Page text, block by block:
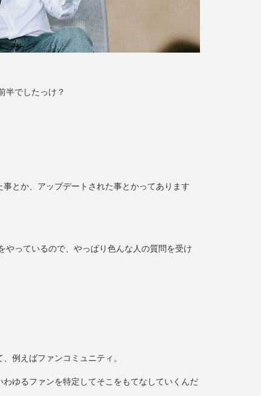
半でしたっけ？
とか、アップデートされた事とかってあります
やっているので、やっぱり色んな人の質問を受け
例えばファンコミュニティ。
ゆるファンを特定してそこをもてなしていくんだ